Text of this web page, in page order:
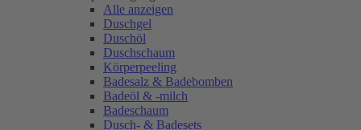
Alle anzeigen
Duschgel
Duschöl
Duschschaum
Körperpeeling
Badesalz & Badebomben
Badeöl & -milch
Badeschaum
Dusch- & Badesets